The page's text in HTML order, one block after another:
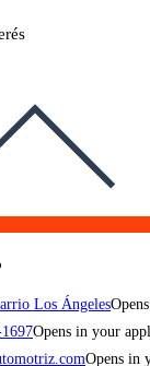
Los Ángeles
Opens in your
Opens in